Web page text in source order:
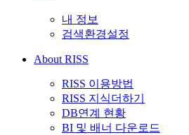
내 정보
검색환경설정
About RISS
RISS 이용방법
RISS 지식더하기
DB연계 현황
BI 및 배너 다운로드